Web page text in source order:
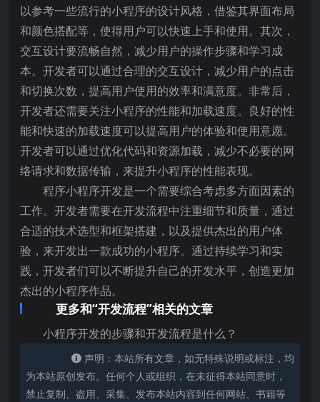
以参考一些流行的小程序的设计风格，借鉴其界面布局
和颜色搭配等，使得用户可以快速上手和使用。其次，
交互设计要流畅自然，减少用户的操作步骤和学习成
本。开发者可以通过合理的交互设计，减少用户的点击
和切换次数，提高用户使用的效率和满意度。非常后，
开发者还需要关注小程序的性能和加载速度。良好的性
能和快速的加载速度可以提高用户的体验和使用意愿。
开发者可以通过优化代码和资源加载，减少不必要的网
络请求和数据传输，来提升小程序的性能表现。
程序小程序开发是一个需要综合考虑多方面因素的
工作。开发者需要在开发流程中注重细节和质量，通过
合适的技术选型和框架搭建，以及提供杰出的用户体
验，来开发出一款成功的小程序。通过持续学习和实
践，开发者们可以不断提升自己的开发水平，创造更加
杰出的小程序作品。
更多和“开发流程”相关的文章
小程序开发的步骤和开发流程是什么？
声明：本站所有文章，如无特殊说明或标注，均
为本站原创发布。任何个人或组织，在未征得本站同意时，
禁止复制、盗用、采集、发布本站内容到任何网站、书籍等